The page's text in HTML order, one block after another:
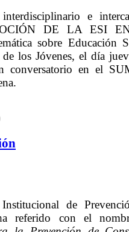
e
DE LA ESI
sobre Educación
los Jóvenes, el día
conversatorio en el
de
referido con el